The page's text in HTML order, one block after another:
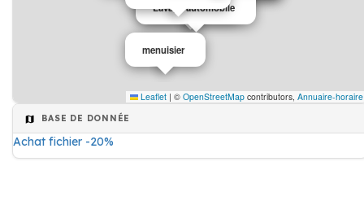
Lavage automobile
menuisier
Leaflet | © OpenStreetMap contributors, Annuaire-horaire
BASE DE DONNÉE
Achat fichier -20%